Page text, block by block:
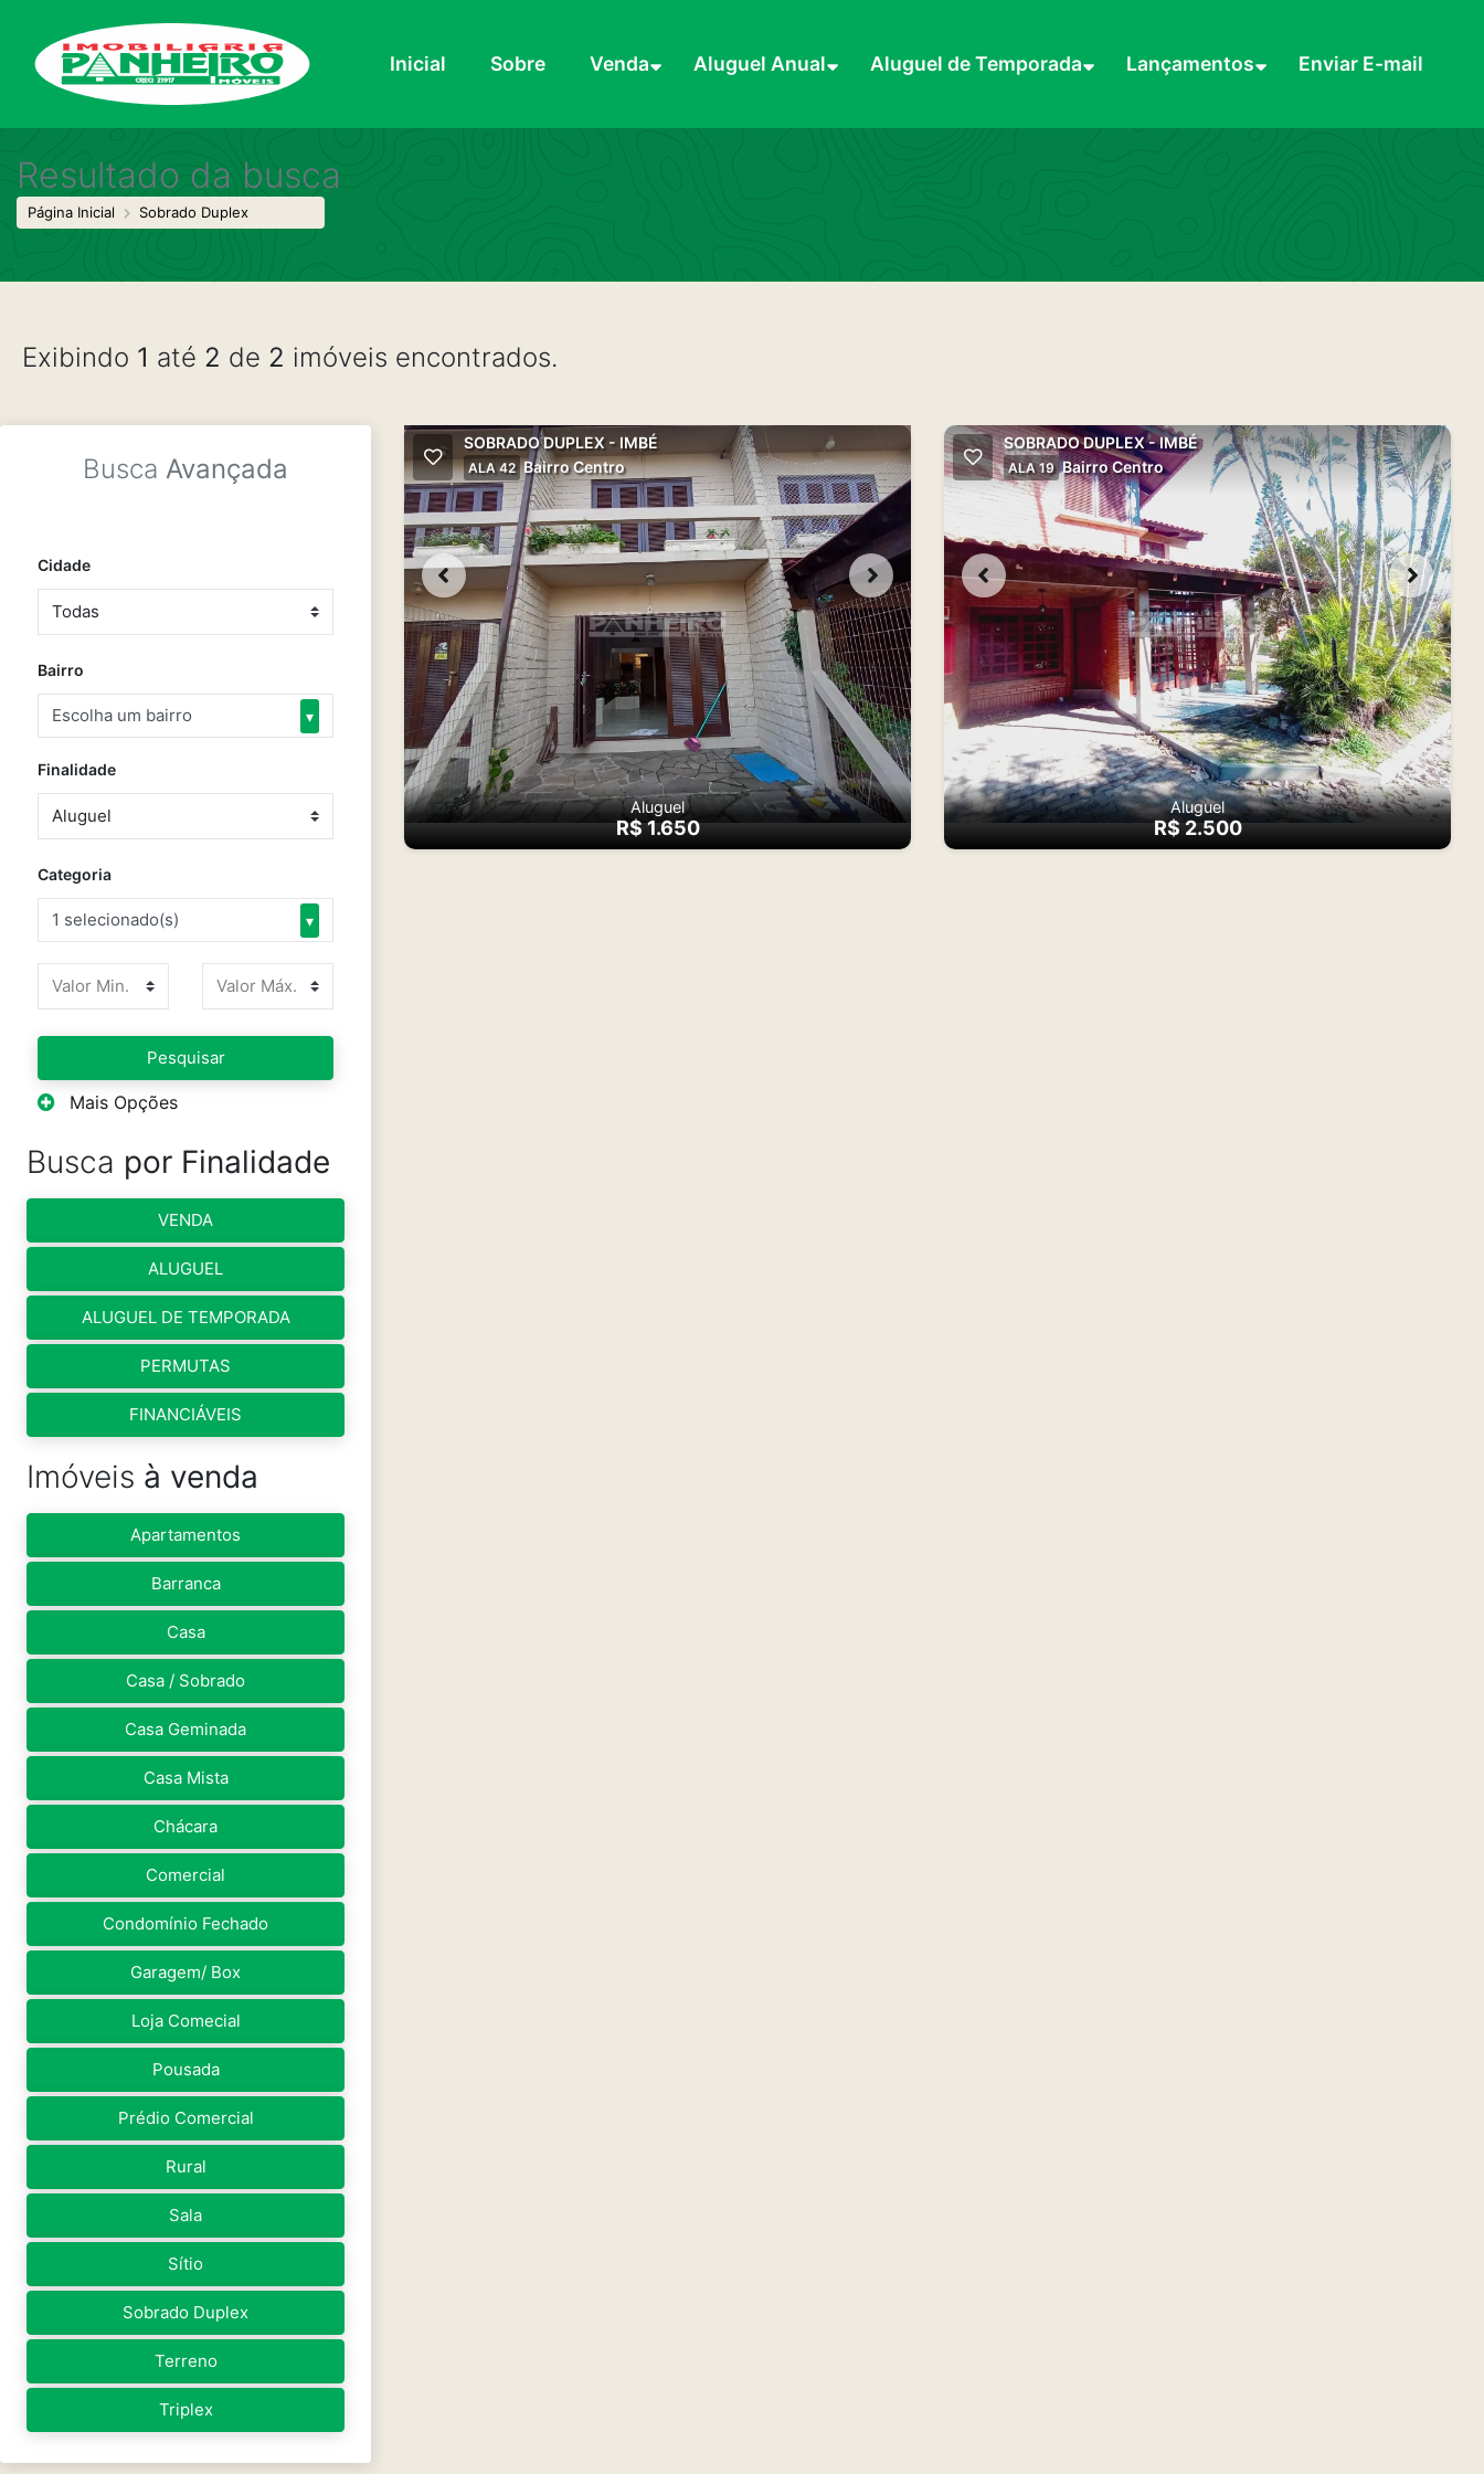
Inicial Sobre Venda Aluguel Anual Aluguel de Temporada Lançamentos Enviar E-mail
Resultado da busca
Página Inicial Sobrado Duplex
Exibindo 1 até 2 de 2 imóveis encontrados.
Busca Avançada
Cidade
Bairro
Escolha um bairro ▾
Finalidade
Categoria
1 selecionado(s) ▾
Pesquisar
Mais Opções
Busca por Finalidade
VENDA
ALUGUEL
ALUGUEL DE TEMPORADA
PERMUTAS
FINANCIÁVEIS
Imóveis à venda
Apartamentos
Barranca
Casa
Casa / Sobrado
Casa Geminada
Casa Mista
Chácara
Comercial
Condomínio Fechado
Garagem/ Box
Loja Comecial
Pousada
Prédio Comercial
Rural
Sala
Sítio
Sobrado Duplex
Terreno
Triplex
SOBRADO DUPLEX - IMBÉ
ALA 42 Bairro Centro
Aluguel
R$ 1.650
SOBRADO DUPLEX - IMBÉ
ALA 19 Bairro Centro
Aluguel
R$ 2.500